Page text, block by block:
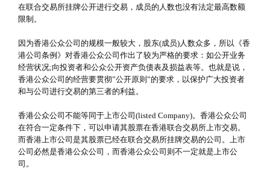
在联合交易所挂牌公开进行交易，成员的人数也没有法定最高数额
限制。
因为香港公众公司的规模一般较大，股东(成员)人数众多，所以《香
港公司条例》对香港公众公司作出了较为严格的要求：如公开业务
经营状况;向投资者和公众公开资产负债表及损益表等。也就是说，
香港公众公司的经营要贯彻”公开原则”的要求，以保护广大投资者
和与公司进行交易的第三者的利益。
香港公众公司不能等同于上市公司(listed Company)。香港公众公司
在符合一定条件下，可以申请其股票在香港联合交易所上市交易。
而香港上市公司是其股票已经在联合交易所挂牌交易的公司。上市
公司必然是香港公众公司，而香港公众公司则不一定就是上市公
司。